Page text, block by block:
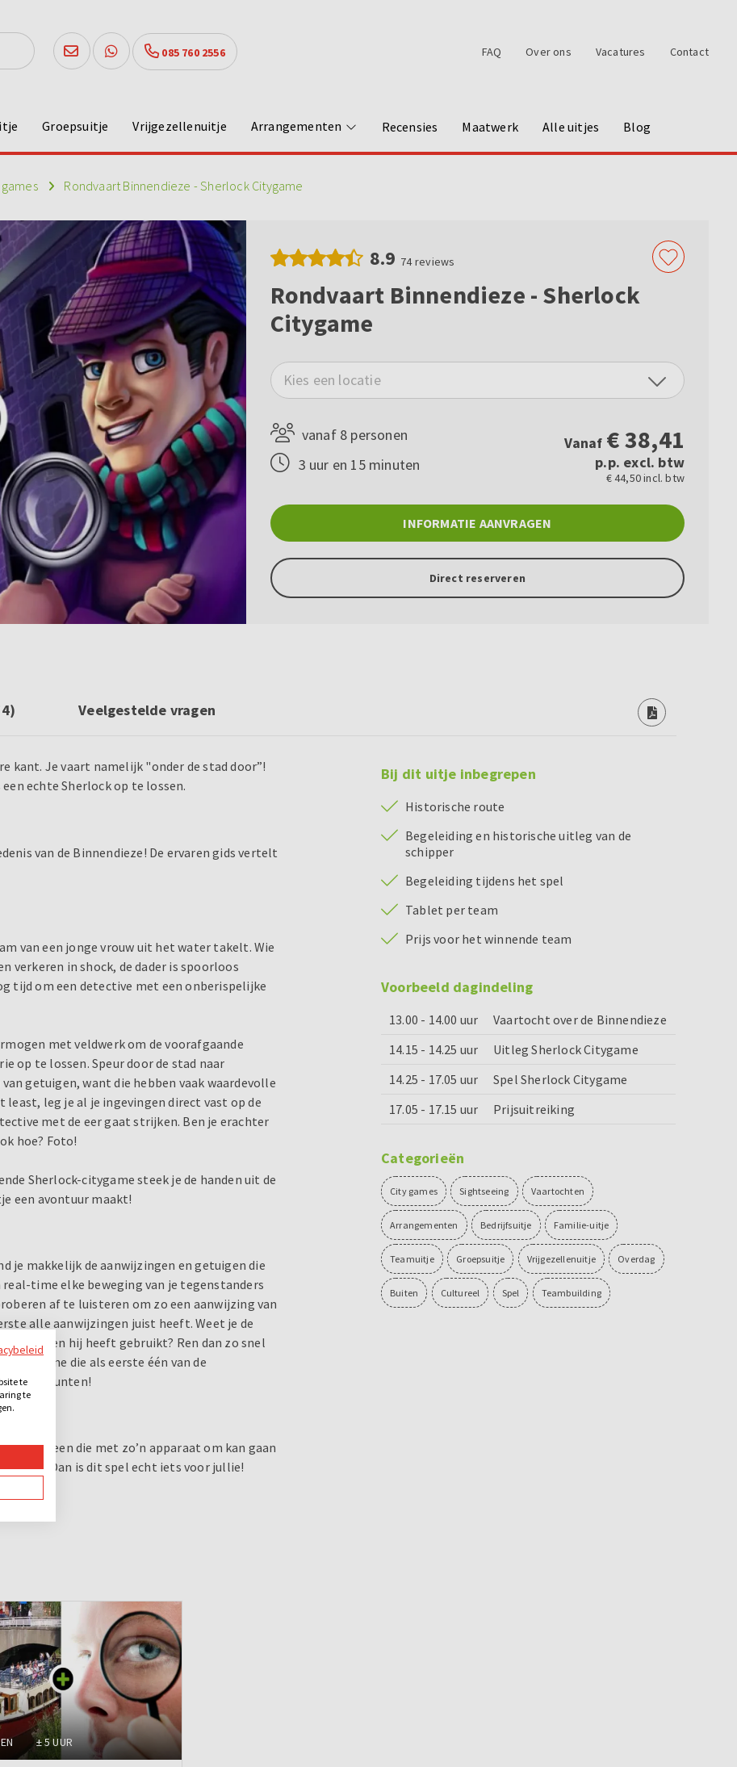
085 760 2556 FAQ Over ons Vacatures Contact
Groepsuitje Vrijgezellenuitje Arrangementen Recensies Maatwerk Alle uitjes Blog
games Rondvaart Binnendieze - Sherlock Citygame
8.9 74reviews
Rondvaart Binnendieze - Sherlock
Citygame
Kies een locatie
vanaf 8 personen
3 uur en 15 minuten
Vanaf €38,41
p.p. excl. btw
€ 44,50 incl. btw
INFORMATIE AANVRAGEN
Direct reserveren
Veelgestelde vragen
kant. Je vaart namelijk "onder de stad door”!
echte Sherlock op te lossen.
van de Binnendieze! De ervaren gids vertelt
van een jonge vrouw uit het water takelt. Wie
verkeren in shock, de dader is spoorloos
tijd om een detective met een onberispelijke
met veldwerk om de voorafgaande
op te lossen. Speur door de stad naar
getuigen, want die hebben vaak waardevolle
leg je al je ingevingen direct vast op de
met de eer gaat strijken. Ben je erachter
hoe? Foto!
Sherlock-citygame steek je de handen uit de
een avontuur maakt!
je makkelijk de aanwijzingen en getuigen die
time elke beweging van je tegenstanders
af te luisteren om zo een aanwijzing van
alle aanwijzingen juist heeft. Weet je de
wapen hij heeft gebruikt? Ren dan zo snel
Degene die als eerste één van de
bonuspunten!
iedereen die met zo’n apparaat om kan gaan
Dan is dit spel echt iets voor jullie!
Bij dit uitje inbegrepen
Historische route
Begeleiding en historische uitleg van de
schipper
Begeleiding tijdens het spel
Tablet per team
Prijs voor het winnende team
Voorbeeld dagindeling
13.00 - 14.00 uur
Vaartocht over de Binnendieze
14.15 - 14.25 uur
Uitleg Sherlock Citygame
14.25 - 17.05 uur
Spel Sherlock Citygame
17.05 - 17.15 uur
Prijsuitreiking
Categorieën
City games Sightseeing Vaartochten
Arrangementen Bedrijfsuitje Familie-uitje
Teamuitje Groepsuitje Vrijgezellenuitje Overdag
Buiten Cultureel Spel Teambuilding
± 5 UUR
te
te